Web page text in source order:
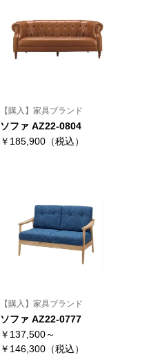
【購入】家具ブランド
ソファ AZ22-0804
￥185,900（税込）
【購入】家具ブランド
ソファ AZ22-0777
￥137,500～
￥146,300（税込）